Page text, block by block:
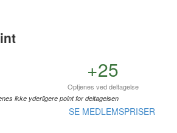
+25
Optjenes ved deltagelse
ikke yderligere point for deltagelsen
SE MEDLEMSPRISER